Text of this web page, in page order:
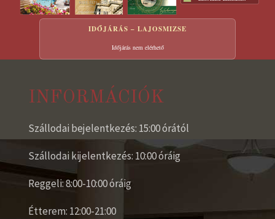
IDŐJÁRÁS – LAJOSMIZSE
Időjárás nem elérhető
INFORMÁCIÓK
Szállodai bejelentkezés: 15:00 órától
Szállodai kijelentkezés: 10:00 óráig
Reggeli: 8:00-10:00 óráig
Étterem: 12:00-21:00